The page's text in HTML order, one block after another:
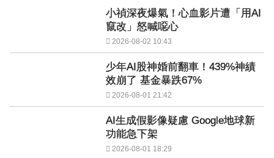
小禎深夜爆氣！心血影片遭「用AI
竄改」怒喊噁心
2026-08-02 10:43
少年AI股神婚前翻車！439%神績
效崩了 基金暴跌67%
2026-08-01 21:42
AI生成假影像疑慮 Google地球新
功能急下架
2026-08-01 18:29